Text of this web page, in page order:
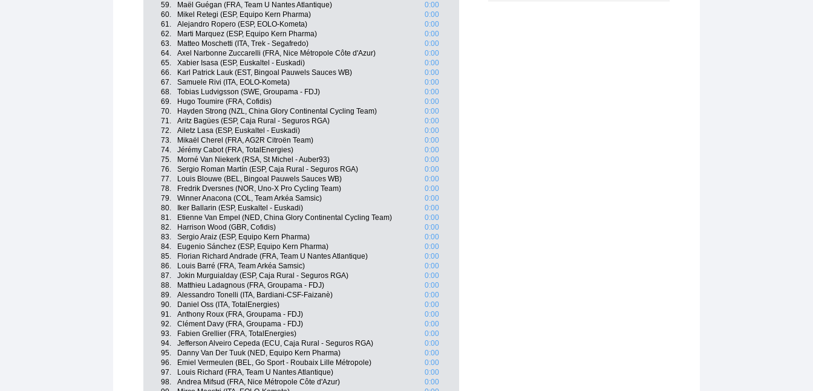
59.
Maël Guégan (FRA, Team U Nantes Atlantique)
0:00
60.
Mikel Retegi (ESP, Equipo Kern Pharma)
0:00
61.
Alejandro Ropero (ESP, EOLO-Kometa)
0:00
62.
Marti Marquez (ESP, Equipo Kern Pharma)
0:00
63.
Matteo Moschetti (ITA, Trek - Segafredo)
0:00
64.
Axel Narbonne Zuccarelli (FRA, Nice Métropole Côte d'Azur)
0:00
65.
Xabier Isasa (ESP, Euskaltel - Euskadi)
0:00
66.
Karl Patrick Lauk (EST, Bingoal Pauwels Sauces WB)
0:00
67.
Samuele Rivi (ITA, EOLO-Kometa)
0:00
68.
Tobias Ludvigsson (SWE, Groupama - FDJ)
0:00
69.
Hugo Toumire (FRA, Cofidis)
0:00
70.
Hayden Strong (NZL, China Glory Continental Cycling Team)
0:00
71.
Aritz Bagües (ESP, Caja Rural - Seguros RGA)
0:00
72.
Ailetz Lasa (ESP, Euskaltel - Euskadi)
0:00
73.
Mikaël Cherel (FRA, AG2R Citroën Team)
0:00
74.
Jérémy Cabot (FRA, TotalEnergies)
0:00
75.
Morné Van Niekerk (RSA, St Michel - Auber93)
0:00
76.
Sergio Roman Martín (ESP, Caja Rural - Seguros RGA)
0:00
77.
Louis Blouwe (BEL, Bingoal Pauwels Sauces WB)
0:00
78.
Fredrik Dversnes (NOR, Uno-X Pro Cycling Team)
0:00
79.
Winner Anacona (COL, Team Arkéa Samsic)
0:00
80.
Iker Ballarin (ESP, Euskaltel - Euskadi)
0:00
81.
Etienne Van Empel (NED, China Glory Continental Cycling Team)
0:00
82.
Harrison Wood (GBR, Cofidis)
0:00
83.
Sergio Araiz (ESP, Equipo Kern Pharma)
0:00
84.
Eugenio Sánchez (ESP, Equipo Kern Pharma)
0:00
85.
Florian Richard Andrade (FRA, Team U Nantes Atlantique)
0:00
86.
Louis Barré (FRA, Team Arkéa Samsic)
0:00
87.
Jokin Murguialday (ESP, Caja Rural - Seguros RGA)
0:00
88.
Matthieu Ladagnous (FRA, Groupama - FDJ)
0:00
89.
Alessandro Tonelli (ITA, Bardiani-CSF-Faizanè)
0:00
90.
Daniel Oss (ITA, TotalEnergies)
0:00
91.
Anthony Roux (FRA, Groupama - FDJ)
0:00
92.
Clément Davy (FRA, Groupama - FDJ)
0:00
93.
Fabien Grellier (FRA, TotalEnergies)
0:00
94.
Jefferson Alveiro Cepeda (ECU, Caja Rural - Seguros RGA)
0:00
95.
Danny Van Der Tuuk (NED, Equipo Kern Pharma)
0:00
96.
Emiel Vermeulen (BEL, Go Sport - Roubaix Lille Métropole)
0:00
97.
Louis Richard (FRA, Team U Nantes Atlantique)
0:00
98.
Andrea Mifsud (FRA, Nice Métropole Côte d'Azur)
0:00